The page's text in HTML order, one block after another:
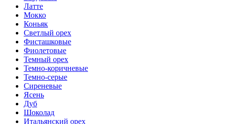
Латте
Мокко
Коньяк
Светлый орех
Фисташковые
Фиолетовые
Темный орех
Темно-коричневые
Темно-серые
Сиреневые
Ясень
Дуб
Шоколад
Итальянский орех